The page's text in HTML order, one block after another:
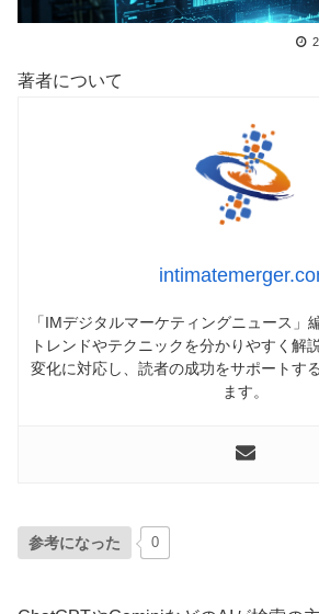
著者について
「IMデジタルマーケティングニュース」
トレンドやテクニックを分かりやすく解
変化に対応し、読者の成功をサポートす
ます。
参考になった 0